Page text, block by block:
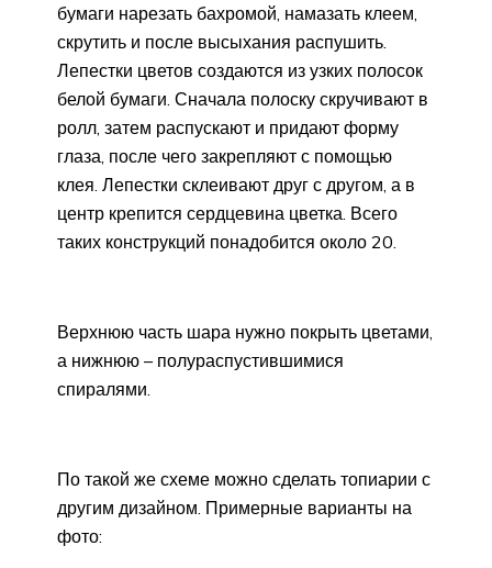
бумаги нарезать бахромой, намазать клеем,
скрутить и после высыхания распушить.
Лепестки цветов создаются из узких полосок
белой бумаги. Сначала полоску скручивают в
ролл, затем распускают и придают форму
глаза, после чего закрепляют с помощью
клея. Лепестки склеивают друг с другом, а в
центр крепится сердцевина цветка. Всего
таких конструкций понадобится около 20.
Верхнюю часть шара нужно покрыть цветами,
а нижнюю – полураспустившимися
спиралями.
По такой же схеме можно сделать топиарии с
другим дизайном. Примерные варианты на
фото: